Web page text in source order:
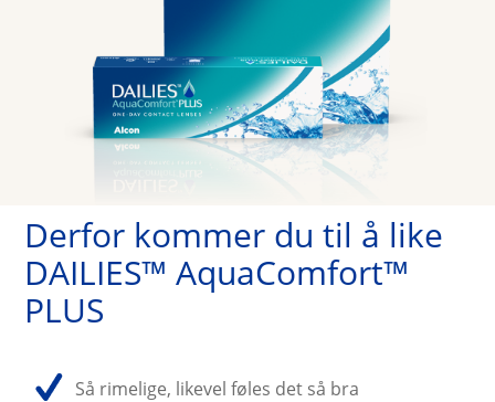
Derfor kommer du til å like
DAILIES™ AquaComfort™
PLUS
Så rimelige, likevel føles det så bra